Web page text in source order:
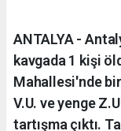
ANTALYA -
kavgada 1 kişi
Mahallesi'nde
V.U. ve yenge
tartışma çıktı.